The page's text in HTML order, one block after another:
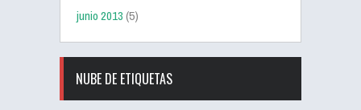
junio 2013(5)
NUBE DE ETIQUETAS